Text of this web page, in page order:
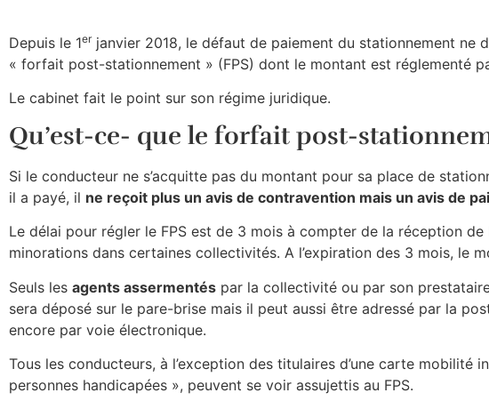
Depuis le 1erjanvier 2018, le défaut de paiement du stationnement ne
« forfait post-stationnement » (FPS) dont le montant est réglementé
Le cabinet fait le point sur son régime juridique.
Qu’est-ce- que le forfait post-
Si le conducteur ne s’acquitte pas du montant pour sa place de
il a payé, il ne reçoit plus un avis de contravention mais un avis de
Le délai pour régler le FPS est de 3 mois à compter de la réception
minorations dans certaines collectivités. A l’expiration des 3 mois, le
Seuls les agents assermentés par la collectivité ou par son
sera déposé sur le pare-brise mais il peut aussi être adressé par la
encore par voie électronique.
Tous les conducteurs, à l’exception des titulaires d’une carte mobilité
personnes handicapées », peuvent se voir assujettis au FPS.